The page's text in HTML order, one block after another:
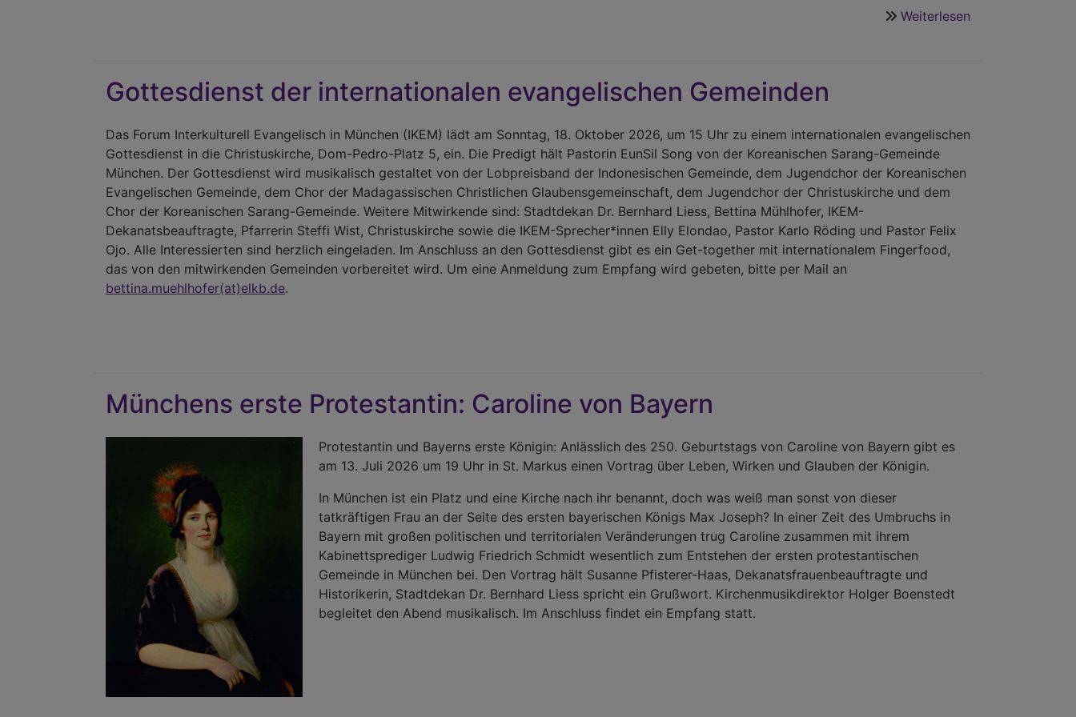
Weiterlesen
Gottesdienst der internationalen evangelischen Gemeinden
Das Forum Interkulturell Evangelisch in München (IKEM) lädt am Sonntag, 18. Oktober 2026, um 15 Uhr zu einem internationalen evangelischen
Gottesdienst in die Christuskirche, Dom-Pedro-Platz 5, ein. Die Predigt hält Pastorin EunSil Song von der Koreanischen Sarang-Gemeinde
München. Der Gottesdienst wird musikalisch gestaltet von der Lobpreisband der Indonesischen Gemeinde, dem Jugendchor der Koreanischen
Evangelischen Gemeinde, dem Chor der Madagassischen Christlichen Glaubensgemeinschaft, dem Jugendchor der Christuskirche und dem
Chor der Koreanischen Sarang-Gemeinde. Weitere Mitwirkende sind: Stadtdekan Dr. Bernhard Liess, Bettina Mühlhofer, IKEM-
Dekanatsbeauftragte, Pfarrerin Steffi Wist, Christuskirche sowie die IKEM-Sprecher*innen Elly Elondao, Pastor Karlo Röding und Pastor Felix
Ojo. Alle Interessierten sind herzlich eingeladen. Im Anschluss an den Gottesdienst gibt es ein Get-together mit internationalem Fingerfood,
das von den mitwirkenden Gemeinden vorbereitet wird. Um eine Anmeldung zum Empfang wird gebeten, bitte per Mail an
bettina.muehlhofer(at)elkb.de.
Münchens erste Protestantin: Caroline von Bayern
Protestantin und Bayerns erste Königin: Anlässlich des 250. Geburtstags von Caroline von Bayern gibt es
am 13. Juli 2026 um 19 Uhr in St. Markus einen Vortrag über Leben, Wirken und Glauben der Königin.
In München ist ein Platz und eine Kirche nach ihr benannt, doch was weiß man sonst von dieser
tatkräftigen Frau an der Seite des ersten bayerischen Königs Max Joseph? In einer Zeit des Umbruchs in
Bayern mit großen politischen und territorialen Veränderungen trug Caroline zusammen mit ihrem
Kabinettsprediger Ludwig Friedrich Schmidt wesentlich zum Entstehen der ersten protestantischen
Gemeinde in München bei. Den Vortrag hält Susanne Pfisterer-Haas, Dekanatsfrauenbeauftragte und
Historikerin, Stadtdekan Dr. Bernhard Liess spricht ein Grußwort. Kirchenmusikdirektor Holger Boenstedt
begleitet den Abend musikalisch. Im Anschluss findet ein Empfang statt.